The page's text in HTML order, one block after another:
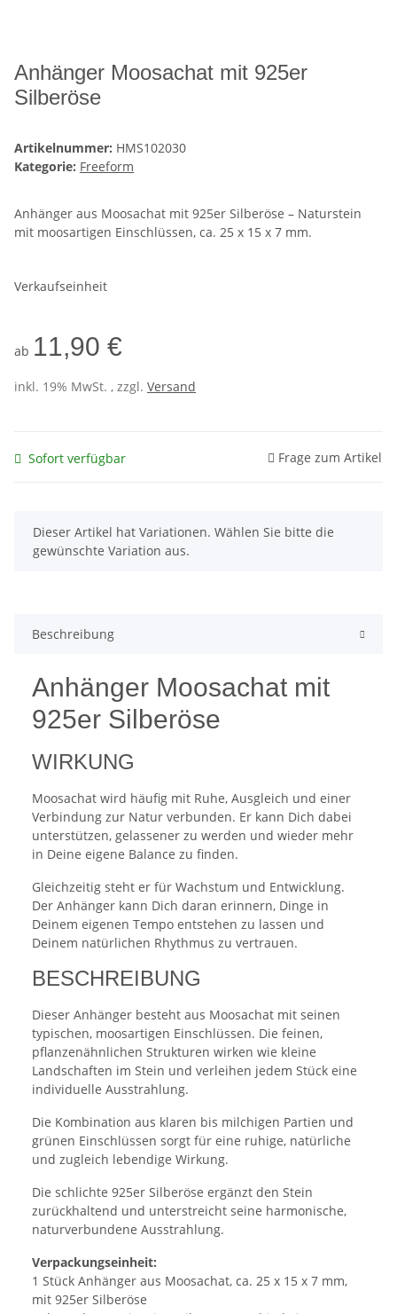
Anhänger Moosachat mit 925er
Silberöse
Artikelnummer: HMS102030
Kategorie: Freeform
Anhänger aus Moosachat mit 925er Silberöse – Naturstein
mit moosartigen Einschlüssen, ca. 25 x 15 x 7 mm.
Verkaufseinheit
ab 11,90 €
inkl. 19% MwSt. , zzgl. Versand
Sofort verfügbar Frage zum Artikel
x
Dieser Artikel hat Variationen. Wählen Sie bitte die
gewünschte Variation aus.
Beschreibung
Anhänger Moosachat mit
925er Silberöse
WIRKUNG
Moosachat wird häufig mit Ruhe, Ausgleich und einer
Verbindung zur Natur verbunden. Er kann Dich dabei
unterstützen, gelassener zu werden und wieder mehr
in Deine eigene Balance zu finden.
Gleichzeitig steht er für Wachstum und Entwicklung.
Der Anhänger kann Dich daran erinnern, Dinge in
Deinem eigenen Tempo entstehen zu lassen und
Deinem natürlichen Rhythmus zu vertrauen.
BESCHREIBUNG
Dieser Anhänger besteht aus Moosachat mit seinen
typischen, moosartigen Einschlüssen. Die feinen,
pflanzenähnlichen Strukturen wirken wie kleine
Landschaften im Stein und verleihen jedem Stück eine
individuelle Ausstrahlung.
Die Kombination aus klaren bis milchigen Partien und
grünen Einschlüssen sorgt für eine ruhige, natürliche
und zugleich lebendige Wirkung.
Die schlichte 925er Silberöse ergänzt den Stein
zurückhaltend und unterstreicht seine harmonische,
naturverbundene Ausstrahlung.
Verpackungseinheit:
1 Stück Anhänger aus Moosachat, ca. 25 x 15 x 7 mm,
mit 925er Silberöse